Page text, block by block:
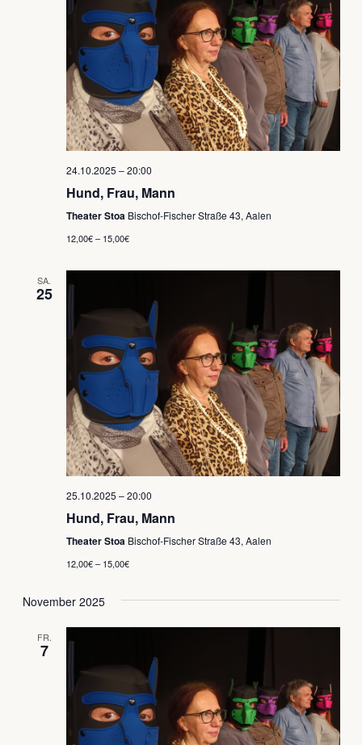
24.10.2025 – 20:00
Hund, Frau, Mann
Theater Stoa Bischof-Fischer Straße 43, Aalen
12,00€ – 15,00€
SA.
25
25.10.2025 – 20:00
Hund, Frau, Mann
Theater Stoa Bischof-Fischer Straße 43, Aalen
12,00€ – 15,00€
November 2025
FR.
7